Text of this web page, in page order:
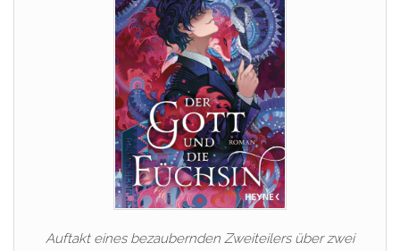
Auftakt eines bezaubernden Zweiteilers über zwei